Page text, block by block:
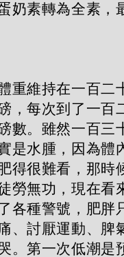
奶素轉為全素，
重維持在一百二
，每次到了一百
數。雖然一百三
是水腫，因為體
得很難看，那時
勞無功，現在看
各種警號，肥胖
、討厭運動、脾
。第一次低潮是